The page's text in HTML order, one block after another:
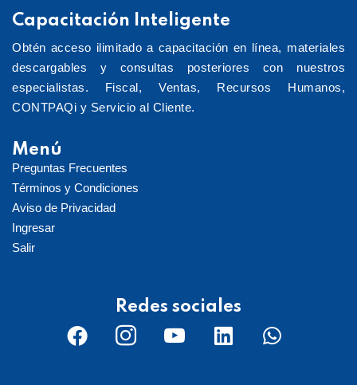
Capacitación Inteligente
Obtén acceso ilimitado a capacitación en línea, materiales
descargables y consultas posteriores con nuestros
especialistas. Fiscal, Ventas, Recursos Humanos,
CONTPAQi y Servicio al Cliente.
Menú
Preguntas Frecuentes
Términos y Condiciones
Aviso de Privacidad
Ingresar
Salir
Redes sociales